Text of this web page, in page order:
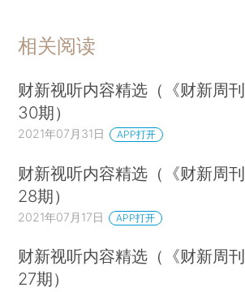
相关阅读
财新视听内容精选（《财新周
30期）
2021年07月31日 APP打开
财新视听内容精选（《财新周
28期）
2021年07月17日 APP打开
财新视听内容精选（《财新周
27期）